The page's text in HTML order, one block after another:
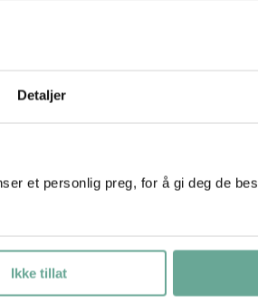
Detaljer
et personlig preg, for å gi deg de
Ikke tillat
av en
i en
unike og kan
siden de
krukken